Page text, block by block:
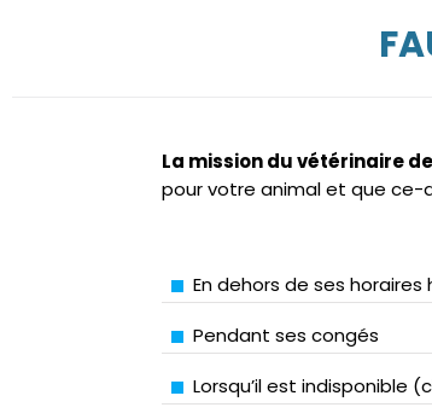
La mission du vétérinaire
pour votre animal et que ce-
En dehors de ses horaires
Pendant ses congés
Lorsqu’il est indisponible